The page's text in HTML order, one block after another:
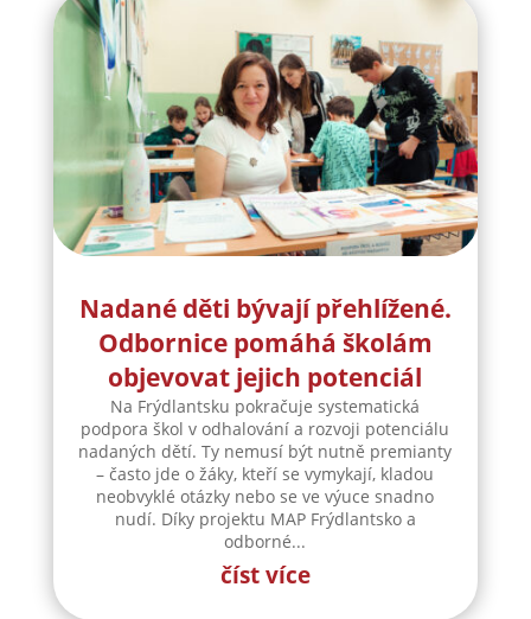
Nadané děti bývají přehlížené.
Odbornice pomáhá školám
objevovat jejich potenciál
Na Frýdlantsku pokračuje systematická
podpora škol v odhalování a rozvoji potenciálu
nadaných dětí. Ty nemusí být nutně premianty
– často jde o žáky, kteří se vymykají, kladou
neobvyklé otázky nebo se ve výuce snadno
nudí. Díky projektu MAP Frýdlantsko a
odborné...
číst více